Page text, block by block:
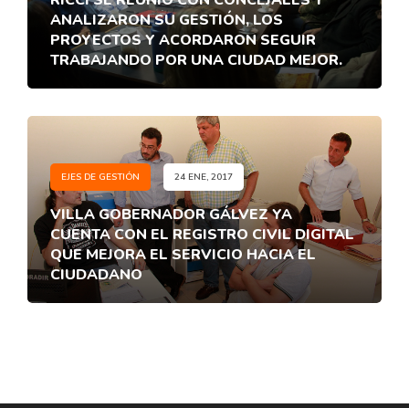
ANALIZARON SU GESTIÓN, LOS
PROYECTOS Y ACORDARON SEGUIR
TRABAJANDO POR UNA CIUDAD MEJOR.
EJES DE GESTIÓN 24 ENE, 2017
VILLA GOBERNADOR GÁLVEZ YA
CUENTA CON EL REGISTRO CIVIL DIGITAL
QUE MEJORA EL SERVICIO HACIA EL
CIUDADANO